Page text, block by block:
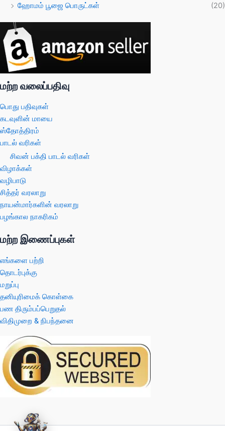
ஹோமம் பூஜை பொருட்கள்
(20)
மற்ற வலைப்பதிவு
பொது பதிவுகள்
கடவுளின் மாயை
ஸ்தோத்திரம்
பாடல் வரிகள்
சிவன் பக்தி பாடல் வரிகள்
விழாக்கள்
வழிபாடு
சித்தர் வரலாறு
நாயன்மார்களின் வரலாறு
பழங்கால நாகரிகம்
மற்ற இணைப்புகள்
எங்களை பற்றி
தொடர்புக்கு
மறுப்பு
தனியுரிமைக் கொள்கை
பண திரும்பப்பெறுதல்
விதிமுறை & நிபந்தனை